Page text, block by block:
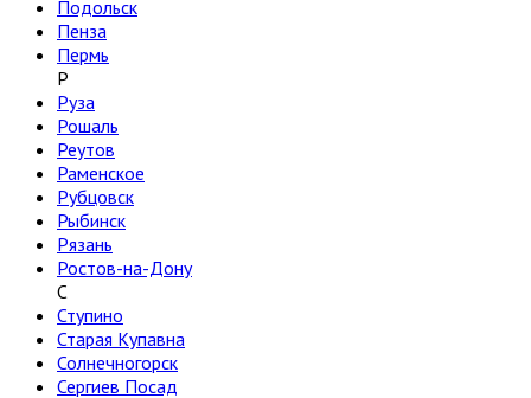
Подольск
Пенза
Пермь
Р
Руза
Рошаль
Реутов
Раменское
Рубцовск
Рыбинск
Рязань
Ростов-на-Дону
С
Ступино
Старая Купавна
Солнечногорск
Сергиев Посад